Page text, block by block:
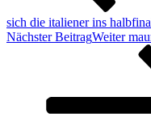
sich die italiener ins
Nächster BeitragWeiter